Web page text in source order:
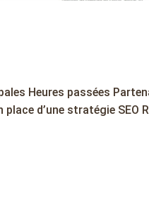
Heures passées
d’une stratégie SEO